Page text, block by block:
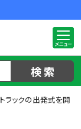
検 索
ラックの出発式を開